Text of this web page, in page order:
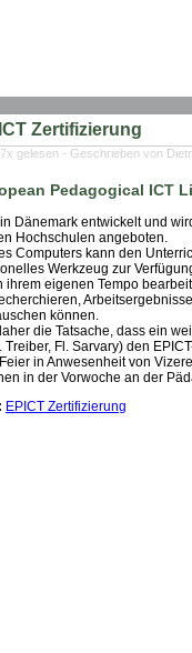
Zertifizierung
gelesen - Geschrieben von
Pedagogical ICT
Dänemark entwickelt und
Hochschulen angeboten.
Computers kann den
Werkzeug zur
ihrem eigenen Tempo
können.
die Tatsache, dass ein
Treiber, Fl. Sarvary) den
in Anwesenheit von
in der Vorwoche an der
EPICT Zertifizierung